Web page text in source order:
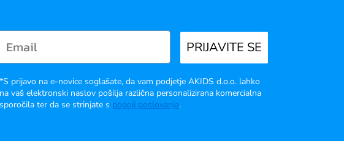
PRIJAVITE SE
*S prijavo na e-novice soglašate, da vam podjetje AKIDS d.o.o. lahko
na vaš elektronski naslov pošilja različna personalizirana komercialna
sporočila ter da se strinjate s pogoji poslovanja.